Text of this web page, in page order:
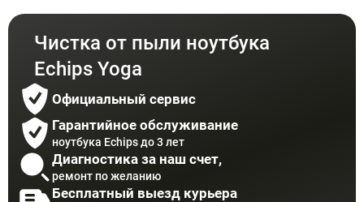
Чистка от пыли ноутбука
Echips Yoga
Официальный сервис
Гарантийное обслуживание
ноутбука Echips до 3 лет
Диагностика за наш счет,
ремонт по желанию
Бесплатный выезд курьера